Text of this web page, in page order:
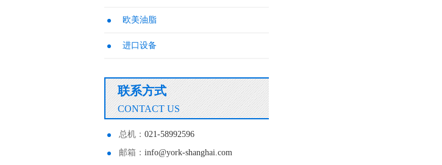
欧美油脂
进口设备
联系方式
CONTACT US
总机： 021-58992596
邮箱： info@york-shanghai.com